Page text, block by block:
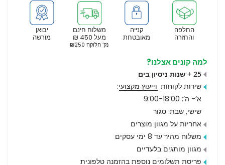
יבואן
מורשה
משלוח חינם
מעל 450 ₪
נק’ חלוקה ₪250
קנייה
מאובטחת
החלפה
והחזרה
למה קונים אצלנו?
25 + שנות ניסיון בים
שירות לקוחות וייעוץ מקצועי:
א’- ה’: 9:00-18:00
שישי, שבת: סגור
אחריות על מגוון מוצרים
משלוח מהיר עד 8 ימי עסקים
מגוון מותגים בלעדיים
פריסת תשלומים נוספת בהזמנה טלפונית